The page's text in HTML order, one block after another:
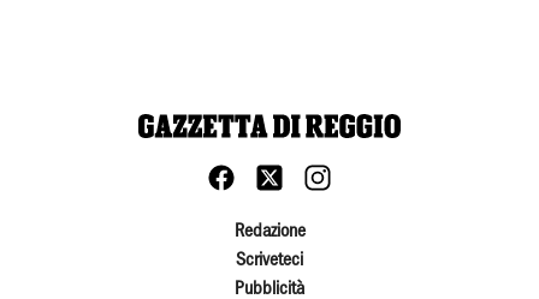
Redazione
Scriveteci
Pubblicità